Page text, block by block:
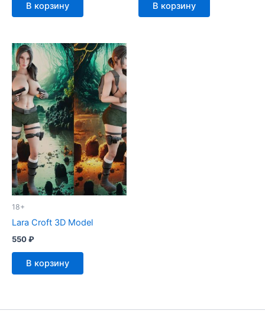
В корзину В корзину
18+
Lara Croft 3D Model
550₽
В корзину